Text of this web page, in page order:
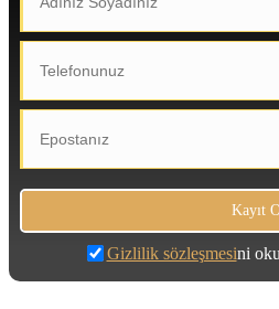
Gizlilik sözleşmesini